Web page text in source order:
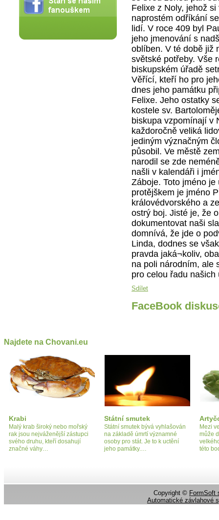
Felixe z Noly, jehož
naprostém odříkání
lidí. V roce 409 byl
jeho jmenování s
oblíben. V té době již
světské potřeby. Vše
biskupském úřadě
Věřící, kteří ho pro
dnes jeho památku
Felixe. Jeho ostatky
kostele sv.
biskupa vzpomínají v
každoročně veliká
jediným význačným
působil. Ve městě
narodil se zde
našli v kalendáři i
Záboje. Toto jméno
protějškem je jméno
královédvorského a
ostrý boj. Jisté je, že
dokumentovat naši
domnívá, že jde o
Linda, dodnes se
pravda jaká¬koliv,
na poli národním, ale
pro celou řadu našich
Sdílet
FaceBook
Najdete na Chovani.eu
Krabi
Malý krab široký nebo mořský
rak jsou nejváženější zástupci
svého druhu, kteří dosahují
značné váhy…
Státní smutek
Státní smutek bývá vyhlašován
na základě úmrtí významné
osoby pro stát. Je to k uctění
jeho památky.…
Mezi
může
této
Copyright © FormSoft
Automatické závlahové